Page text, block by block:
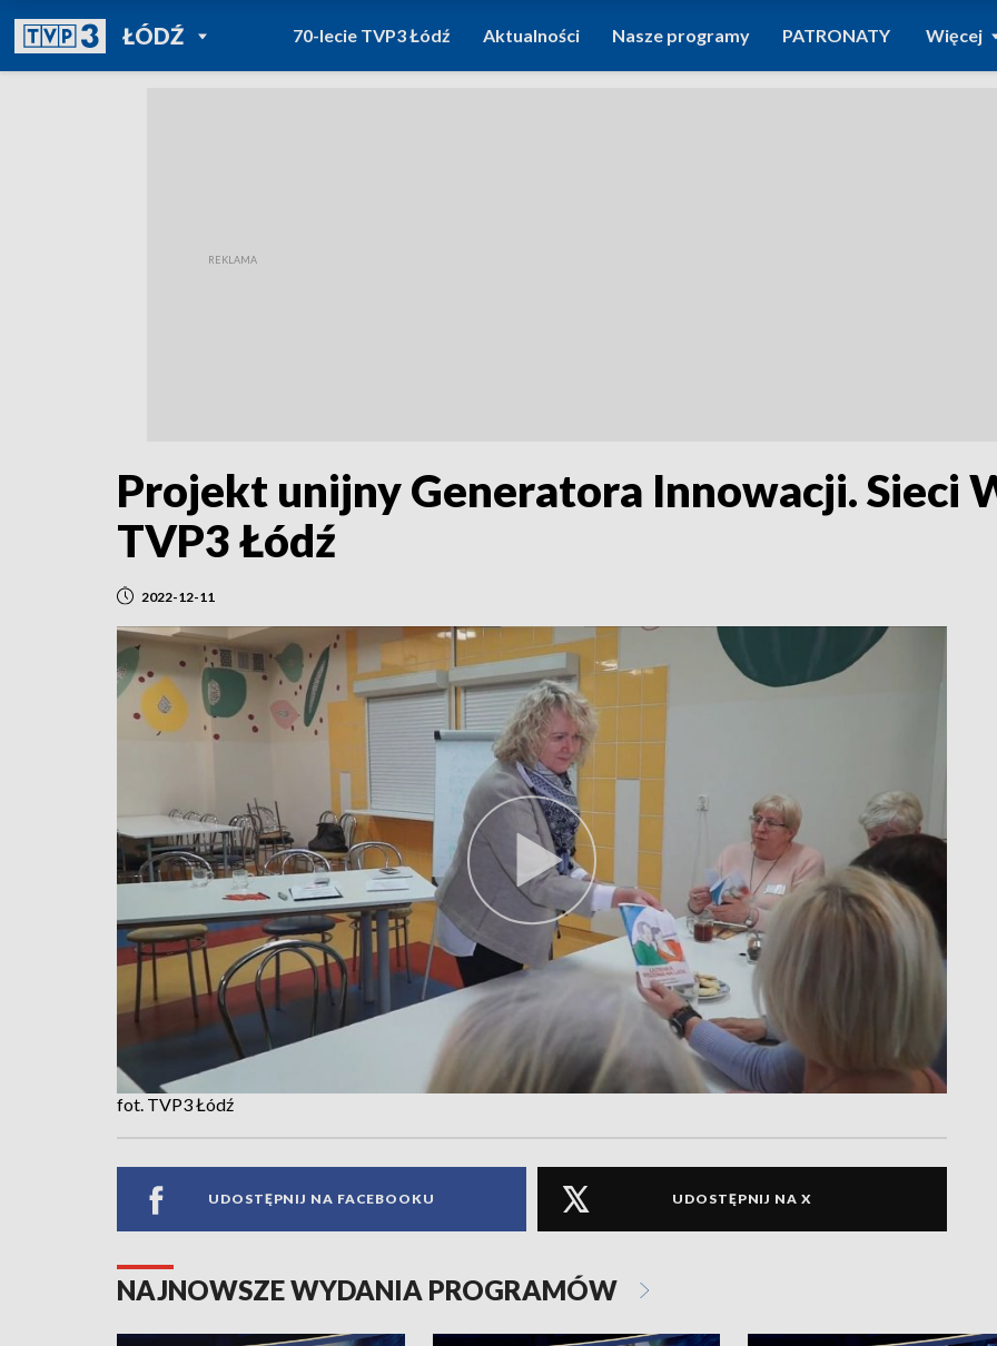
ŁÓDŹPOWRÓT DO
TVP REGIONY
70-lecie TVP3 Łódź Aktualności Nasze programy PATRONATY Więcej
Projekt unijny Generatora Innowacji. Sieci
TVP3 Łódź
2022-12-11
fot. TVP3 Łódź
UDOSTĘPNIJ NA FACEBOOKU UDOSTĘPNIJ NA X
NAJNOWSZE WYDANIA PROGRAMÓW